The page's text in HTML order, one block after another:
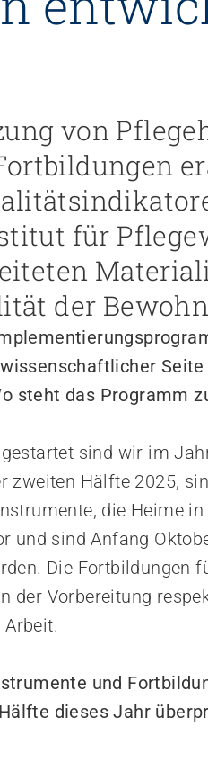
von
für
der
steht das Programm
sind wir im
zweiten Hälfte 2025,
die Heime
und sind Anfang
Die Fortbildungen
der Vorbereitung
und
dieses Jahr